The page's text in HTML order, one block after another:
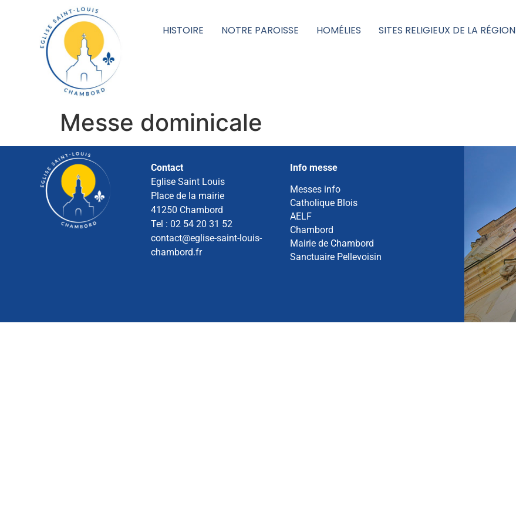
HISTOIRE NOTRE PAROISSE HOMÉLIES SITES RELIGIEUX DE LA RÉGION
Messe dominicale
Contact
Eglise Saint Louis
Place de la mairie
41250 Chambord
Tel : 02 54 20 31 52
contact@eglise-saint-louis-
chambord.fr
Info messe
Messes info
Catholique Blois
AELF
Chambord
Mairie de Chambord
Sanctuaire Pellevoisin